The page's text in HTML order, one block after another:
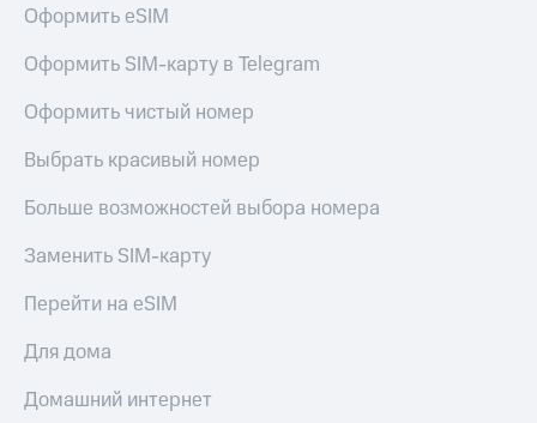
Оформить eSIM
Оформить SIM-карту в Telegram
Оформить чистый номер
Выбрать красивый номер
Больше возможностей выбора номера
Заменить SIM-карту
Перейти на eSIM
Для дома
Домашний интернет